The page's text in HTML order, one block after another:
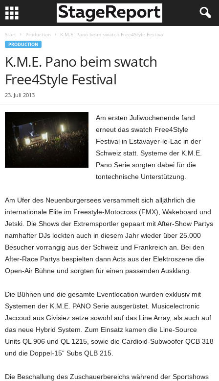
Start Production K.M.E. Pano beim swatch Free4Style Festival
PRODUCTION
K.M.E. Pano beim swatch
Free4Style Festival
23. Juli 2013
Am ersten Juliwochenende fand
erneut das swatch Free4Style
Festival in Estavayer-le-Lac in der
Schweiz statt. Systeme der K.M.E.
Pano Serie sorgten dabei für die
tontechnische Unterstützung.
Am Ufer des Neuenburgersees versammelt sich alljährlich die
internationale Elite im Freestyle-Motocross (FMX), Wakeboard und
Jetski. Die Shows der Extremsportler gepaart mit After-Show Partys
namhafter DJs lockten auch in diesem Jahr wieder über 25.000
Besucher vorrangig aus der Schweiz und Frankreich an. Bei den
After-Race Partys bespielten dann Acts aus der Elektroszene die
Open-Air Bühne und sorgten für einen passenden Ausklang.
Die Bühnen und die gesamte Eventlocation wurden exklusiv mit
Systemen der K.M.E. PANO Serie ausgerüstet. Musicelectronic
Jaccoud aus Givisiez setze sowohl auf das Line Array, als auch auf
das neue Hybrid System. Zum Einsatz kamen die Line-Source
Units QL 906 und QL 1215, sowie die Cardioid-Subwoofer QCB 318
und die Doppel-15“ Subs QLB 215.
Die Beschallung des Zuschauerbereichs während der Sportshows